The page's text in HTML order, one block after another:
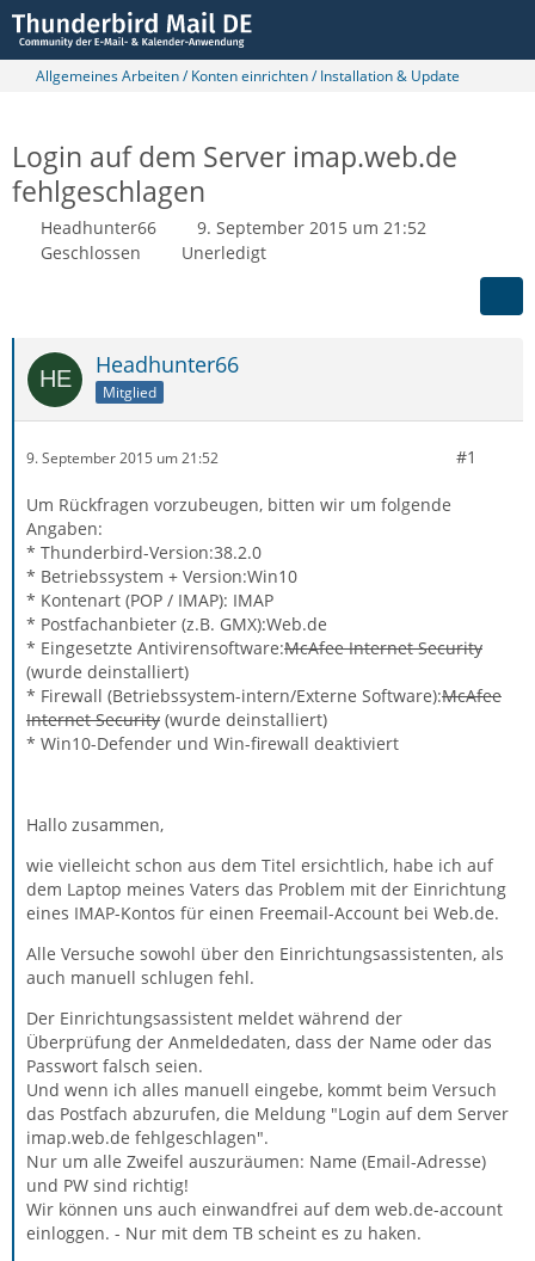
Allgemeines Arbeiten / Konten einrichten / Installation & Update
Login auf dem Server imap.web.de
fehlgeschlagen
Headhunter66
9. September 2015 um 21:52
Geschlossen
Unerledigt
Headhunter66
Mitglied
9. September 2015 um 21:52 #1
Um Rückfragen vorzubeugen, bitten wir um folgende
Angaben:
* Thunderbird-Version:38.2.0
* Betriebssystem + Version:Win10
* Kontenart (POP / IMAP): IMAP
* Postfachanbieter (z.B. GMX):Web.de
* Eingesetzte Antivirensoftware:McAfee Internet Security
(wurde deinstalliert)
* Firewall (Betriebssystem-intern/Externe Software):McAfee
Internet Security (wurde deinstalliert)
* Win10-Defender und Win-firewall deaktiviert
Hallo zusammen,
wie vielleicht schon aus dem Titel ersichtlich, habe ich auf
dem Laptop meines Vaters das Problem mit der Einrichtung
eines IMAP-Kontos für einen Freemail-Account bei Web.de.
Alle Versuche sowohl über den Einrichtungsassistenten, als
auch manuell schlugen fehl.
Der Einrichtungsassistent meldet während der
Überprüfung der Anmeldedaten, dass der Name oder das
Passwort falsch seien.
Und wenn ich alles manuell eingebe, kommt beim Versuch
das Postfach abzurufen, die Meldung "Login auf dem Server
imap.web.de fehlgeschlagen".
Nur um alle Zweifel auszuräumen: Name (Email-Adresse)
und PW sind richtig!
Wir können uns auch einwandfrei auf dem web.de-account
einloggen. - Nur mit dem TB scheint es zu haken.